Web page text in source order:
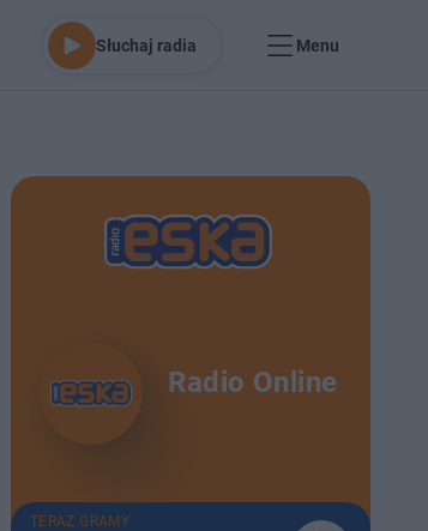
Słuchaj radia Menu
Radio Online
TERAZ GRAMY